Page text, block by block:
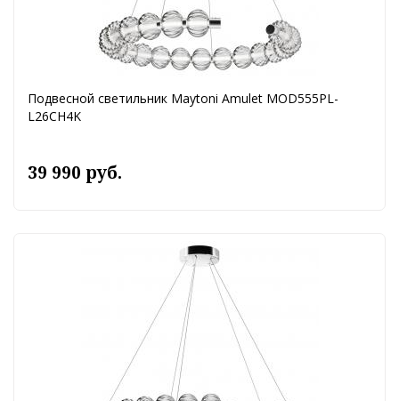
Подвесной светильник Maytoni Amulet MOD555PL-
L26CH4K
39 990 руб.